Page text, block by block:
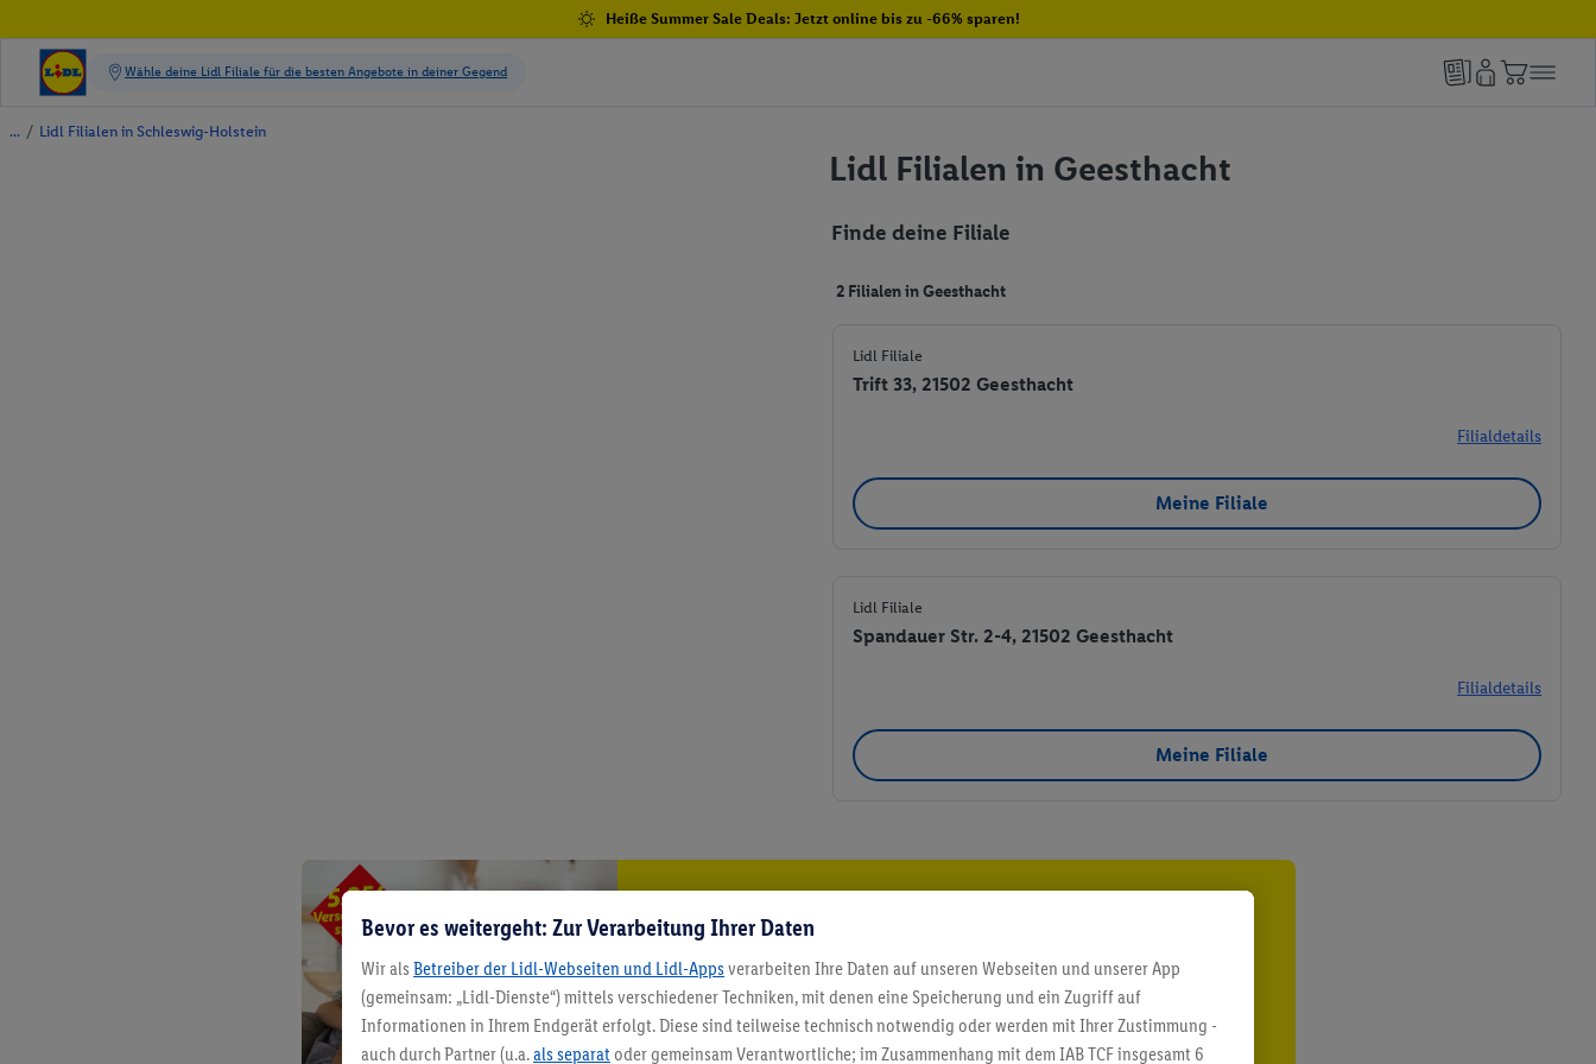
Heiße Summer Sale Deals: Jetzt online bis zu -66% sparen!
/ Lidl Filialen in Schleswig-Holstein
Lidl Filialen in Geesthacht
Finde deine Filiale
2 Filialen in Geesthacht
Lidl Filiale
Trift 33, 21502 Geesthacht
Filialdetails
Meine Filiale
Lidl Filiale
Spandauer Str. 2-4, 21502 Geesthacht
Filialdetails
Meine Filiale
5.95 € Versand sparen³²ᵃ
Jetzt zum Newsletter anmelden
Gutschein sichern!
Bevor es weitergeht: Zur Verarbeitung Ihrer Daten
Wir als Betreiber der Lidl-Webseiten und Lidl-Apps verarbeiten Ihre Daten auf unseren Webseiten und unserer App
(gemeinsam: „Lidl-Dienste“) mittels verschiedener Techniken, mit denen eine Speicherung und ein Zugriff auf
Informationen in Ihrem Endgerät erfolgt. Diese sind teilweise technisch notwendig oder werden mit Ihrer Zustimmung -
auch durch Partner (u.a.als separat oder gemeinsam Verantwortliche; im Zusammenhang mit dem IAB TCF insgesamt 6